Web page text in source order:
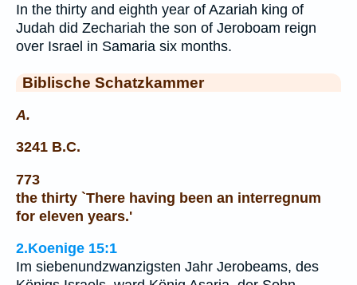
In the thirty and eighth year of Azariah king of
Judah did Zechariah the son of Jeroboam reign
over Israel in Samaria six months.
Biblische Schatzkammer
A.
3241 B.C.
773
the thirty `There having been an interregnum
for eleven years.'
2.Koenige 15:1
Im siebenundzwanzigsten Jahr Jerobeams, des